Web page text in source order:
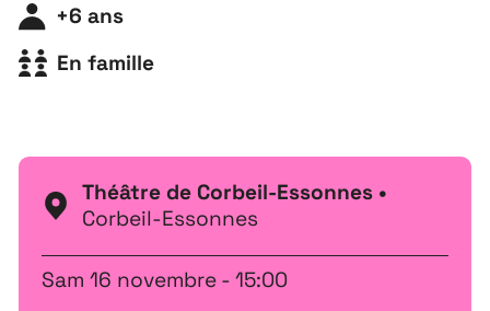
+6 ans
En famille
Théâtre de Corbeil-Essonnes •
Corbeil-Essonnes
Sam 16 novembre - 15:00